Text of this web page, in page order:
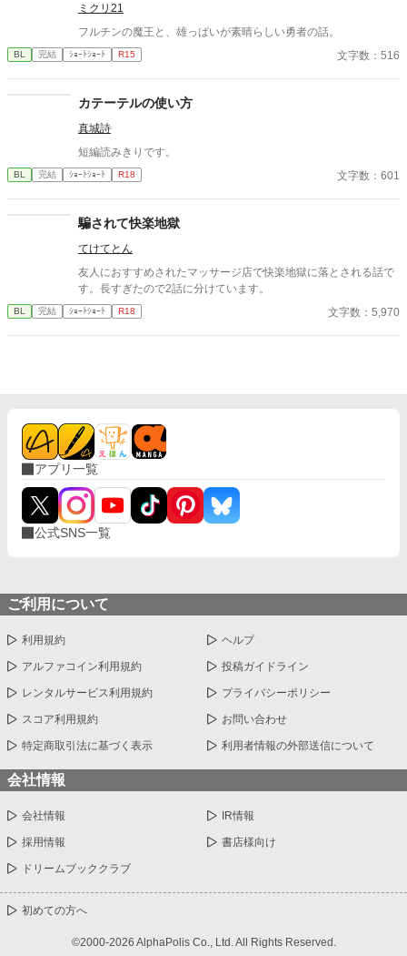
ミクリ21
フルチンの魔王と、雄っぱいが素晴らしい勇者の話。
BL 完結 ｼｮｰﾄｼｮｰﾄ R15 文字数：516
カテーテルの使い方
真城詩
短編読みきりです。
BL 完結 ｼｮｰﾄｼｮｰﾄ R18 文字数：601
騙されて快楽地獄
てけてとん
友人におすすめされたマッサージ店で快楽地獄に落とされる話で
す。長すぎたので2話に分けています。
BL 完結 ｼｮｰﾄｼｮｰﾄ R18 文字数：5,970
アプリ一覧
公式SNS一覧
ご利用について
利用規約 ヘルプ
アルファコイン利用規約 投稿ガイドライン
レンタルサービス利用規約 プライバシーポリシー
スコア利用規約 お問い合わせ
特定商取引法に基づく表示 利用者情報の外部送信について
会社情報
会社情報 IR情報
採用情報 書店様向け
ドリームブッククラブ
初めての方へ
©2000-2026 AlphaPolis Co., Ltd. All Rights Reserved.